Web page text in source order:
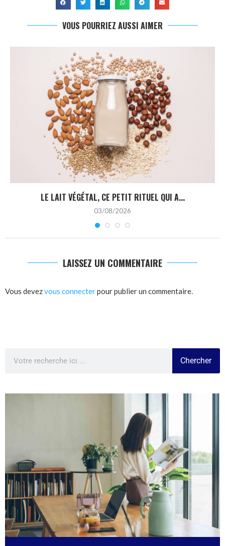
VOUS POURRIEZ AUSSI AIMER
LE LAIT VÉGÉTAL, CE PETIT RITUEL QUI A...
03/08/2026
LAISSEZ UN COMMENTAIRE
Vous devezvous connecterpour publier un commentaire.
Chercher